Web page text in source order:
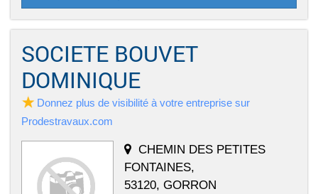
SOCIETE BOUVET
DOMINIQUE
Donnez plus de visibilité à votre entreprise sur
Prodestravaux.com
CHEMIN DES PETITES
FONTAINES,
53120, GORRON